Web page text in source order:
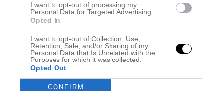
I want to opt-out of processing my
Personal Data for Targeted Advertising.
Opted In
I want to opt-out of Collection, Use,
Retention, Sale, and/or Sharing of my
Personal Data that Is Unrelated with the
Purposes for which it was collected.
Opted Out
CONFIRM
Ett annat bra tips är att vänta med att färga håret
tills efter din solsemester. Färgen kommer ändå ta
styck i solen så jag skulle rekommendera att boka in
färgtiden efter solsemestern. Däremot så skulle jag
boka in en klippning samt en vårdande inpackning
hos frisören några dagar innan avresa.